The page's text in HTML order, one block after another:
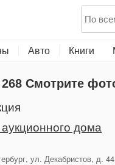
Авто Книги
Смотрите
дома
ул. Декабристов, д.